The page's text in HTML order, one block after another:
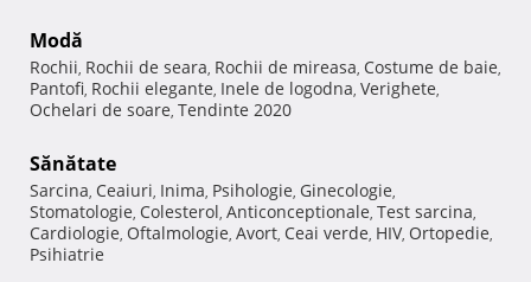
Modă
Rochii, Rochii de seara, Rochii de mireasa, Costume de baie,
Pantofi, Rochii elegante, Inele de logodna, Verighete,
Ochelari de soare, Tendinte 2020
Sănătate
Sarcina, Ceaiuri, Inima, Psihologie, Ginecologie,
Stomatologie, Colesterol, Anticonceptionale, Test sarcina,
Cardiologie, Oftalmologie, Avort, Ceai verde, HIV, Ortopedie,
Psihiatrie